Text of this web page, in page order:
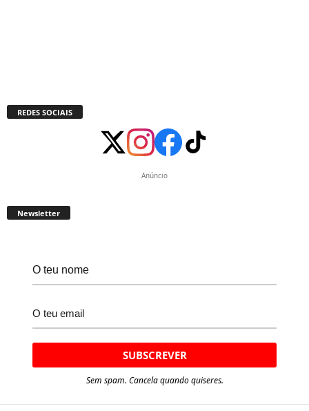
REDES SOCIAIS
Anúncio
Newsletter
Sem spam. Cancela quando quiseres.